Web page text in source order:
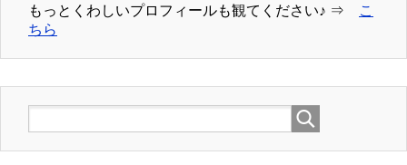
もっとくわしいプロフィールも観てください♪ ⇒
こ
ちら